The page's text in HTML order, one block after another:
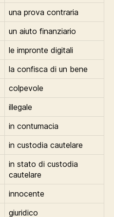
una prova contraria
un aiuto finanziario
le impronte digitali
la confisca di un bene
colpevole
illegale
in contumacia
in custodia cautelare
in stato di custodia
cautelare
innocente
giuridico